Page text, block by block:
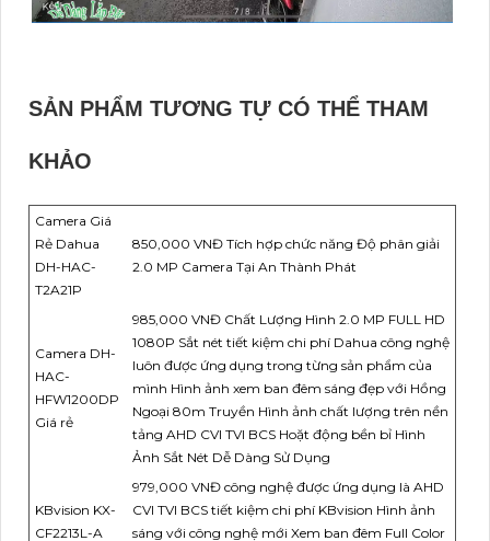
SẢN PHẨM TƯƠNG TỰ CÓ THỂ THAM
KHẢO
Camera Giá
Rẻ Dahua
DH-HAC-
T2A21P
850,000 VNĐ Tích hợp chức năng Độ phân giải
2.0 MP Camera Tại An Thành Phát
Camera DH-
HAC-
HFW1200DP
Giá rẻ
985,000 VNĐ Chất Lượng Hình 2.0 MP FULL HD
1080P Sắt nét tiết kiệm chi phí Dahua công nghệ
luôn được ứng dụng trong từng sản phẩm của
mình Hình ảnh xem ban đêm sáng đẹp với Hồng
Ngoại 80m Truyền Hình ảnh chất lượng trên nền
tảng AHD CVI TVI BCS Hoặt động bền bỉ Hình
Ảnh Sắt Nét Dễ Dàng Sử Dụng
KBvision KX-
CF2213L-A
979,000 VNĐ công nghệ được ứng dụng là AHD
CVI TVI BCS tiết kiệm chi phí KBvision Hình ảnh
sáng với công nghệ mới Xem ban đêm Full Color